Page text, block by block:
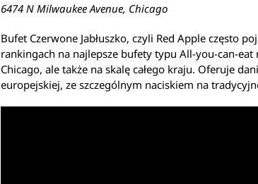
6474 N Milwaukee Avenue, Chicago
Bufet Czerwone Jabłuszko, czyli Red Apple często
rankingach na najlepsze bufety typu All-you-can-eat
Chicago, ale także na skalę całego kraju. Oferuje
europejskiej, ze szczególnym naciskiem na